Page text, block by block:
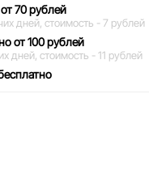
70 рублей
дней, стоимость - 7 рублей
от 100 рублей
дней, стоимость - 11 рублей